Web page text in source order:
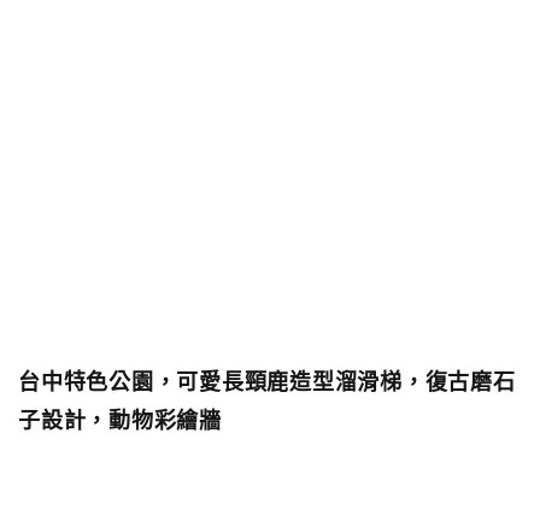
台中特色公園，可愛長頸鹿造型溜滑梯，復古磨石
子設計，動物彩繪牆